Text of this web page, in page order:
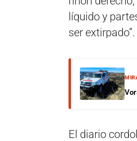
líquido y
ser extirpado”.
El diario